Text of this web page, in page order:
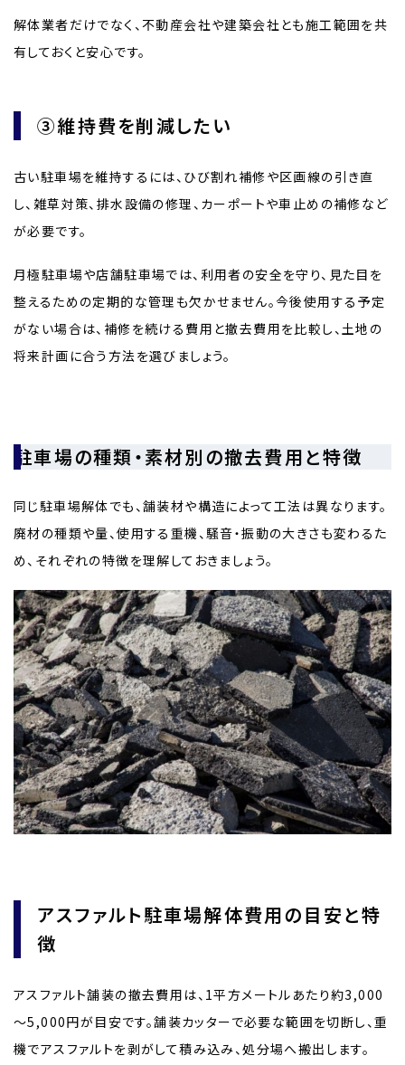
解体業者だけでなく、不動産会社や建築会社とも施工範囲を共
有しておくと安心です。
③維持費を削減したい
古い駐車場を維持するには、ひび割れ補修や区画線の引き直
し、雑草対策、排水設備の修理、カーポートや車止めの補修など
が必要です。
月極駐車場や店舗駐車場では、利用者の安全を守り、見た目を
整えるための定期的な管理も欠かせません。今後使用する予定
がない場合は、補修を続ける費用と撤去費用を比較し、土地の
将来計画に合う方法を選びましょう。
駐車場の種類・素材別の撤去費用と特徴
同じ駐車場解体でも、舗装材や構造によって工法は異なります。
廃材の種類や量、使用する重機、騒音・振動の大きさも変わるた
め、それぞれの特徴を理解しておきましょう。
アスファルト駐車場解体費用の目安と特
徴
アスファルト舗装の撤去費用は、1平方メートルあたり約3,000
～5,000円が目安です。舗装カッターで必要な範囲を切断し、重
機でアスファルトを剥がして積み込み、処分場へ搬出します。